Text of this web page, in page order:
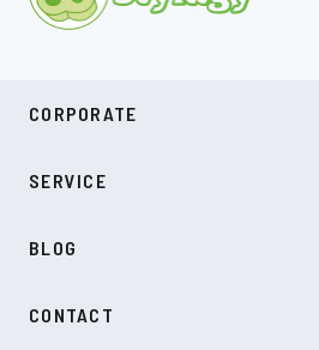
CORPORATE
COMPANY
NEWS
SERVICE
受託開発
BLOG
SDGs
CONTACT